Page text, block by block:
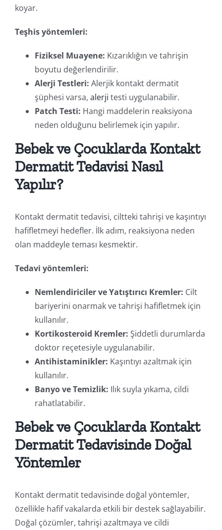
koyar.
Teşhis yöntemleri:
Fiziksel Muayene: Kızarıklığın ve tahrişin
boyutu değerlendirilir.
Alerji Testleri: Alerjik kontakt dermatit
şüphesi varsa, alerji testi uygulanabilir.
Patch Testi: Hangi maddelerin reaksiyona
neden olduğunu belirlemek için yapılır.
Bebek ve Çocuklarda Kontakt
Dermatit Tedavisi Nasıl
Yapılır?
Kontakt dermatit tedavisi, ciltteki tahrişi ve kaşıntıyı
hafifletmeyi hedefler. İlk adım, reaksiyona neden
olan maddeyle teması kesmektir.
Tedavi yöntemleri:
Nemlendiriciler ve Yatıştırıcı Kremler: Cilt
bariyerini onarmak ve tahrişi hafifletmek için
kullanılır.
Kortikosteroid Kremler: Şiddetli durumlarda
doktor reçetesiyle uygulanabilir.
Antihistaminikler: Kaşıntıyı azaltmak için
kullanılır.
Banyo ve Temizlik: Ilık suyla yıkama, cildi
rahatlatabilir.
Bebek ve Çocuklarda Kontakt
Dermatit Tedavisinde Doğal
Yöntemler
Kontakt dermatit tedavisinde doğal yöntemler,
özellikle hafif vakalarda etkili bir destek sağlayabilir.
Doğal çözümler, tahrişi azaltmaya ve cildi